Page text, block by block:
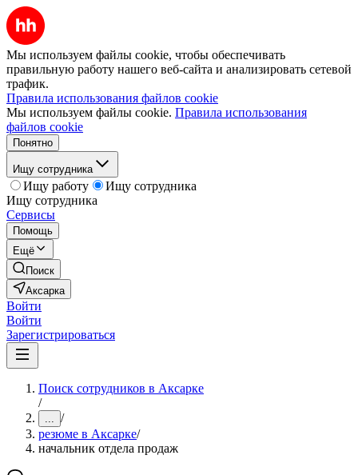
Мы используем файлы cookie, чтобы обеспечивать
правильную работу нашего веб-сайта и анализировать сетевой
трафик.
Правила использования файлов cookie
Мы используем файлы cookie. Правила использования
файлов cookie
Понятно
Ищу сотрудника
Ищу работу
Ищу сотрудника
Ищу сотрудника
Сервисы
Помощь
Ещё
Поиск
Аксарка
Войти
Войти
Зарегистрироваться
Поиск сотрудников в Аксарке
/
... /
резюме в Аксарке/
начальник отдела продаж